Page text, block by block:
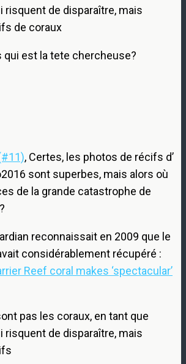
risquent de disparaître, mais
de coraux
qui est la tete chercheuse?
, Certes, les photos de récifs d’
sont superbes, mais alors où
de la grande catastrophe de
reconnaissait en 2009 que le
considérablement récupéré :
Reef coral makes ‘spectacular’
pas les coraux, en tant que
risquent de disparaître, mais